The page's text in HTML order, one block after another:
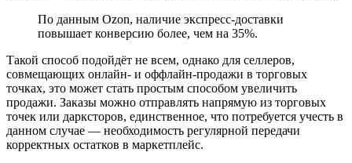
По данным Ozon, наличие экспресс-доставки
повышает конверсию более, чем на 35%.
Такой способ подойдёт не всем, однако для селлеров,
совмещающих онлайн- и оффлайн-продажи в торговых
точках, это может стать простым способом увеличить
продажи. Заказы можно отправлять напрямую из торговых
точек или дарксторов, единственное, что потребуется учесть в
данном случае — необходимость регулярной передачи
корректных остатков в маркетплейс.